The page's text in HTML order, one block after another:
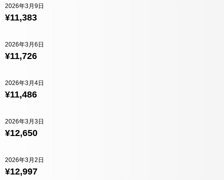
¥11,383
2026年3月9日
¥11,726
2026年3月6日
¥11,486
2026年3月4日
¥12,650
2026年3月3日
¥12,997
2026年3月2日